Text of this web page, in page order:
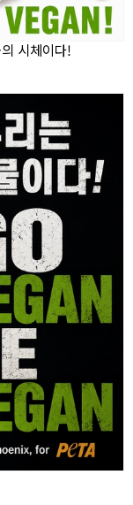
시체이다!